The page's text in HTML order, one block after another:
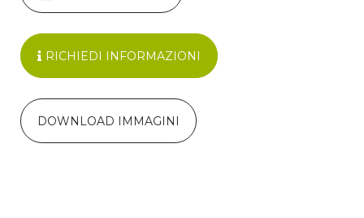
RICHIEDI INFORMAZIONI
DOWNLOAD IMMAGINI